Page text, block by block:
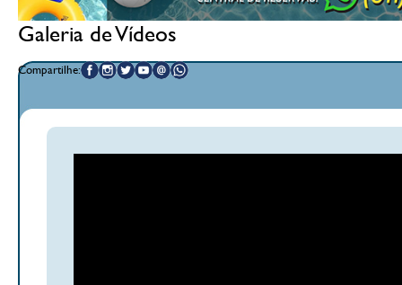
Galeria de Vídeos
Compartilhe: